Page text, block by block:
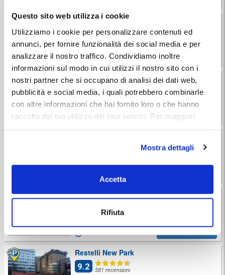
Questo sito web utilizza i cookie
Utilizziamo i cookie per personalizzare contenuti ed
annunci, per fornire funzionalità dei social media e per
analizzare il nostro traffico. Condividiamo inoltre
informazioni sul modo in cui utilizzi il nostro sito con i
nostri partner che si occupano di analisi dei dati web,
pubblicità e social media, i quali potrebbero combinarle
con altre informazioni che hai fornito loro o che hanno
raccolto dal tuo utilizzo dei loro servizi. Per maggiori
Mostra dettagli
Accetta
Rifiuta
Cristal Parking
8.8
46 recensioni
Km 0,7
or.rid.
Vai alla scheda
Garage Gloria
9.6
15 recensioni
Km 0,8
or.rid.
Vai alla scheda
Km 0,8
Parking Boscovich
Restelli New Park
9.2
581 recensioni